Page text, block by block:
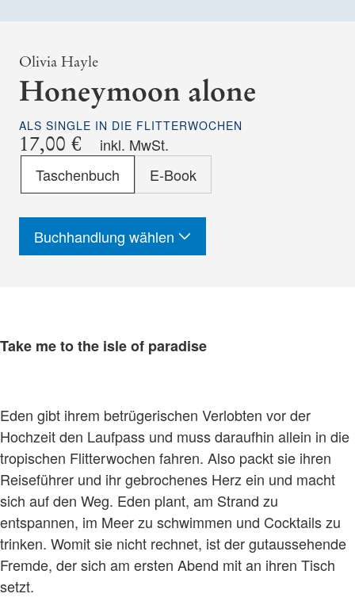
Olivia Hayle
Honeymoon alone
ALS SINGLE IN DIE FLITTERWOCHEN
17,00 €
inkl. MwSt.
Taschenbuch E-Book
Buchhandlung wählen
Take me to the isle of paradise
Eden gibt ihrem betrügerischen Verlobten vor der
Hochzeit den Laufpass und muss daraufhin allein in die
tropischen Flitterwochen fahren. Also packt sie ihren
Reiseführer und ihr gebrochenes Herz ein und macht
sich auf den Weg. Eden plant, am Strand zu
entspannen, im Meer zu schwimmen und Cocktails zu
trinken. Womit sie nicht rechnet, ist der gutaussehende
Fremde, der sich am ersten Abend mit an ihren Tisch
setzt.